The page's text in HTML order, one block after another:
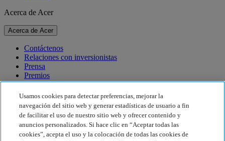
Acerca de Acer
Acerca de Acer
Contáctenos
Relaciones con inversionistas
Prensa
Premios
Eventos
Sostenibilidad
Sostenibilidad
Responsabilidad social corporativa
Usamos cookies para detectar preferencias, mejorar la
navegación del sitio web y generar estadísticas de usuario a fin
de facilitar el uso de nuestro sitio web y ofrecer contenido y
anuncios personalizados. Si hace clic en “Aceptar todas las
cookies”, acepta el uso y la colocación de todas las cookies de